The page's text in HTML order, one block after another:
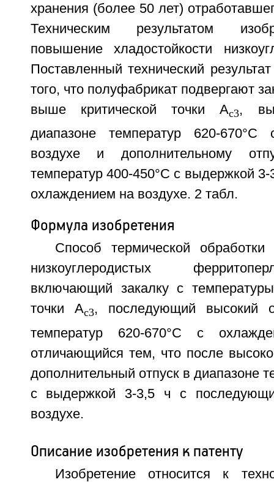
хранения (более 50 лет)
Техническим результатом
повышение хладостойкости
Поставленный технический
того, что полуфабрикат подвергают
выше критической точки Ас3,
диапазоне температур 620-
воздухе и дополнительному
температур 400-450°С с выдержкой
охлаждением на воздухе. 2 табл.
Формула изобретения
Способ термической
низкоуглеродистых
включающий закалку с
точки Ас3, последующий высокий
температур 620-670°С с
отличающийся тем, что после
дополнительный отпуск в диапазоне
с выдержкой 3-3,5 ч с
воздухе.
Описание изобретения к патенту
Изобретение относится к